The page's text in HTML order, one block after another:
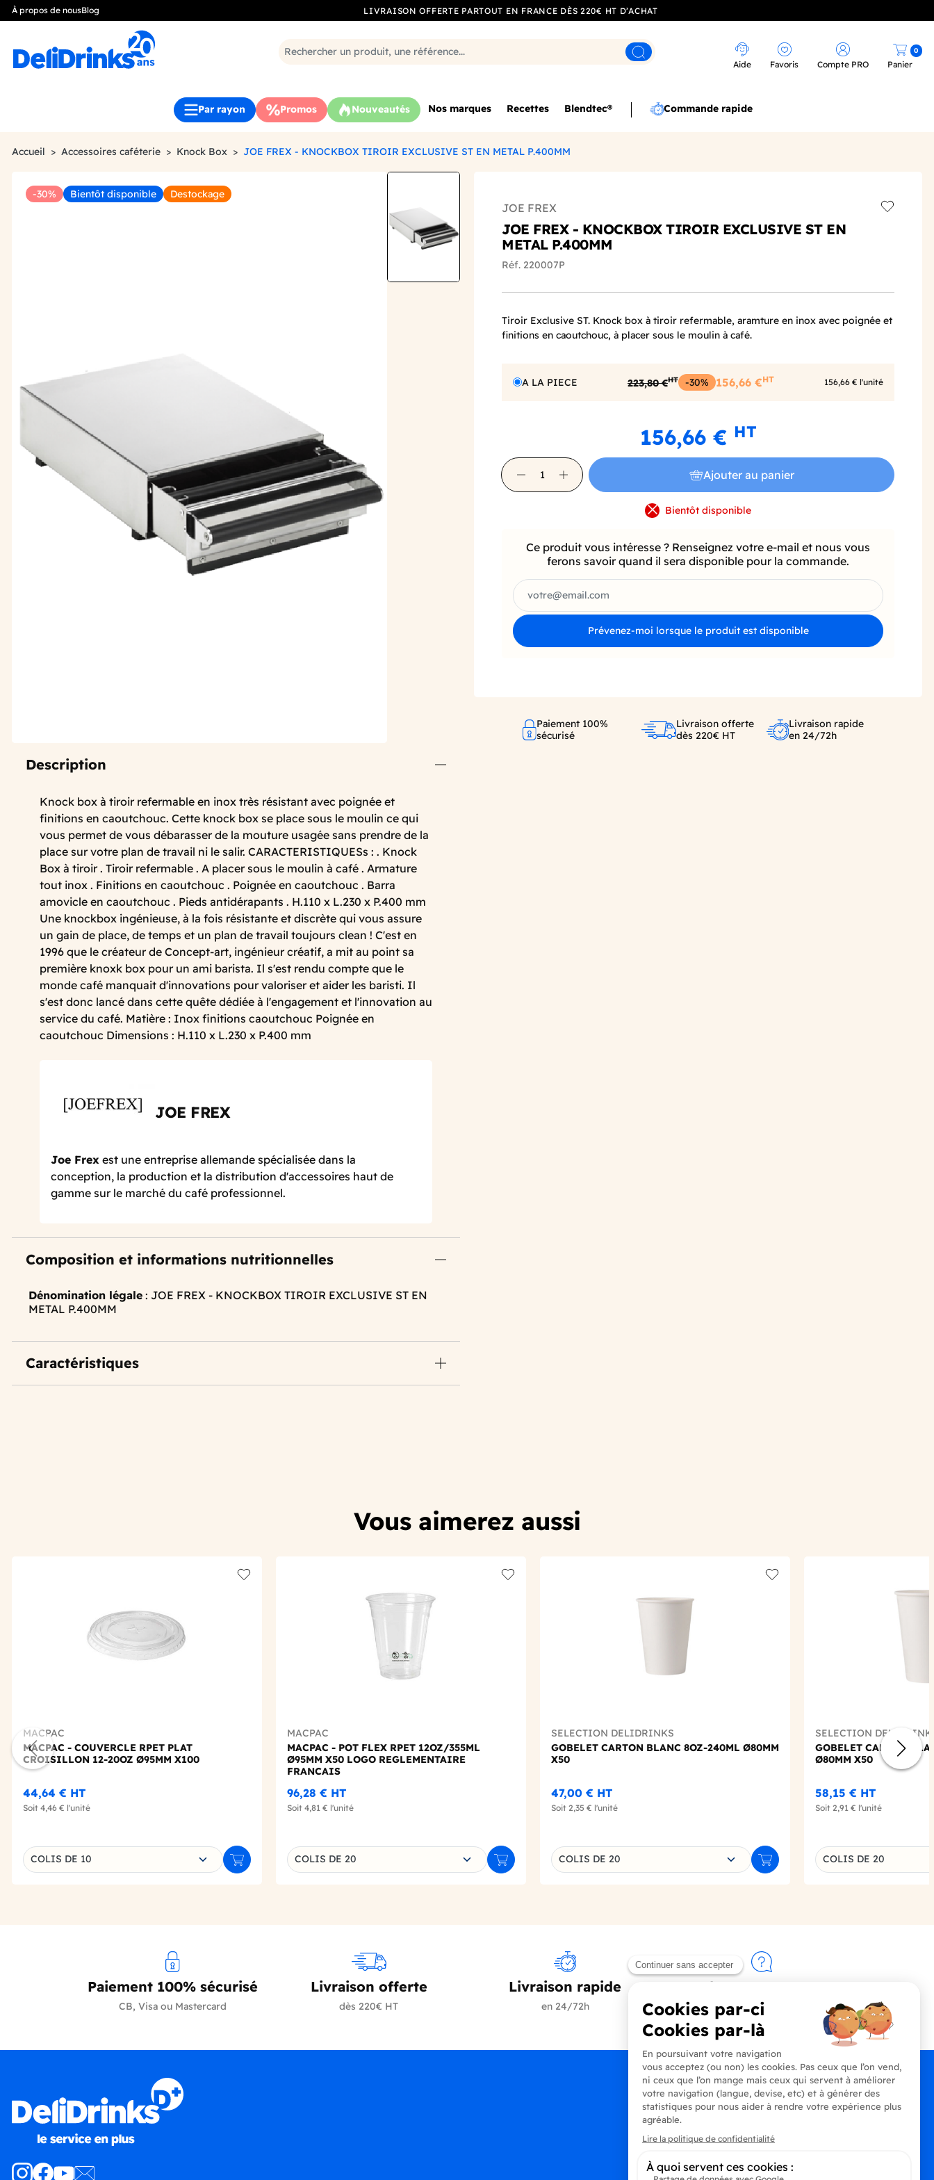
À propos de nousBlog LIVRAISON OFFERTE PARTOUT EN FRANCE DÈS 220€ HT D’ACHAT
Rechercher
Aide Favoris Compte PRO Panier
0
Par rayon Promos Nouveautés Nos marques Recettes Blendtec® Commande rapide
Accueil Accessoires caféterie Knock Box JOE FREX - KNOCKBOX TIROIR EXCLUSIVE ST EN METAL P.400MM
-30% Bientôt disponible Destockage
Description
Knock box à tiroir refermable en inox très résistant avec poignée et
finitions en caoutchouc. Cette knock box se place sous le moulin ce qui
vous permet de vous débarasser de la mouture usagée sans prendre de la
place sur votre plan de travail ni le salir. CARACTERISTIQUESs : . Knock
Box à tiroir . Tiroir refermable . A placer sous le moulin à café . Armature
tout inox . Finitions en caoutchouc . Poignée en caoutchouc . Barra
amovicle en caoutchouc . Pieds antidérapants . H.110 x L.230 x P.400 mm
Une knockbox ingénieuse, à la fois résistante et discrète qui vous assure
un gain de place, de temps et un plan de travail toujours clean ! C'est en
1996 que le créateur de Concept-art, ingénieur créatif, a mit au point sa
première knoxk box pour un ami barista. Il s'est rendu compte que le
monde café manquait d'innovations pour valoriser et aider les baristi. Il
s'est donc lancé dans cette quête dédiée à l'engagement et l'innovation au
service du café. Matière : Inox finitions caoutchouc Poignée en
caoutchouc Dimensions : H.110 x L.230 x P.400 mm
JOE FREX
Joe Frex est une entreprise allemande spécialisée dans la
conception, la production et la distribution d'accessoires haut de
gamme sur le marché du café professionnel.
Composition et informations nutritionnelles
Dénomination légale : JOE FREX - KNOCKBOX TIROIR EXCLUSIVE ST EN
METAL P.400MM
Caractéristiques
JOE FREX
JOE FREX - KNOCKBOX TIROIR EXCLUSIVE ST EN
METAL P.400MM
Réf. 220007P
Tiroir Exclusive ST. Knock box à tiroir refermable, aramture en inox avec poignée et
finitions en caoutchouc, à placer sous le moulin à café.
A LA PIECE 223,80 €HT -30% 156,66 €HT 156,66 € l'unité
156,66 € HT
Ajouter au panier
Bientôt disponible
Ce produit vous intéresse ? Renseignez votre e-mail et nous vous
ferons savoir quand il sera disponible pour la commande.
Prévenez-moi lorsque le produit est disponible
Paiement 100%
sécurisé
Livraison offerte
dès 220€ HT
Livraison rapide
en 24/72h
Vous aimerez aussi
MACPAC
MACPAC - COUVERCLE RPET PLAT
CROISILLON 12-20OZ Ø95MM X100
44,64 € HT
Soit 4,46 € l'unité
Choisissez une déclinaison
COLIS DE 10 Ajouter au panier
MACPAC
MACPAC - POT FLEX RPET 12OZ/355ML
Ø95MM X50 LOGO REGLEMENTAIRE
FRANCAIS
96,28 € HT
Soit 4,81 € l'unité
Choisissez une déclinaison
COLIS DE 20 Ajouter au panier
SELECTION DELIDRINKS
GOBELET CARTON BLANC 8OZ-240ML Ø80MM
X50
47,00 € HT
Soit 2,35 € l'unité
Choisissez une déclinaison
COLIS DE 20 Ajouter au panier
SELECTION
GOBELET CARTON
Ø80MM X50
58,15 € HT
Soit 2,91 € l'unité
Choisissez une
COLIS DE 20
Paiement 100% sécurisé
CB, Visa ou Mastercard
Livraison offerte
dès 220€ HT
Livraison rapide
en 24/72h
Contactez-nous
+33 (0)4 90 91 20 80